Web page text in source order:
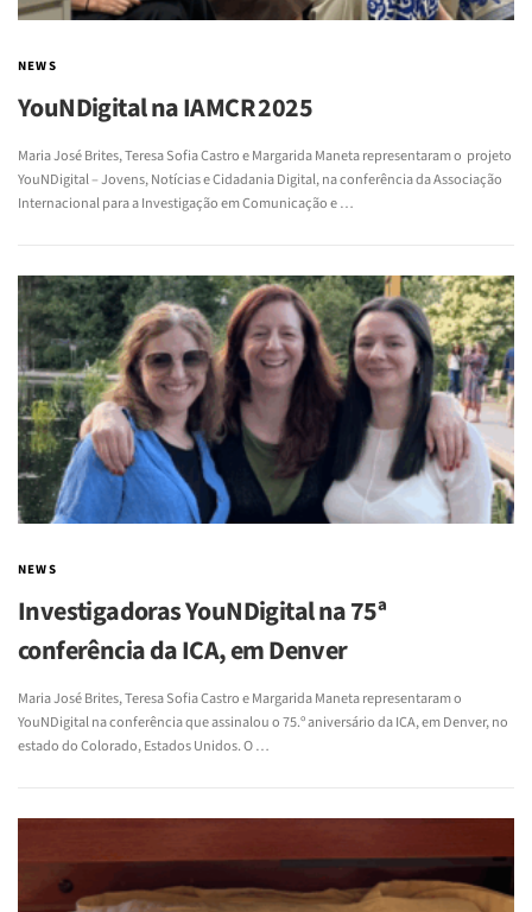
NEWS
YouNDigital na IAMCR 2025
Maria José Brites, Teresa Sofia Castro e Margarida Maneta representaram o projeto
YouNDigital – Jovens, Notícias e Cidadania Digital, na conferência da Associação
Internacional para a Investigação em Comunicação e …
NEWS
Investigadoras YouNDigital na 75ª
conferência da ICA, em Denver
Maria José Brites, Teresa Sofia Castro e Margarida Maneta representaram o
YouNDigital na conferência que assinalou o 75.º aniversário da ICA, em Denver, no
estado do Colorado, Estados Unidos. O …